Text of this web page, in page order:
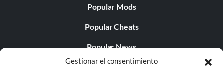
Gestionar el consentimiento
Popular Mods
Popular Cheats
Popular News